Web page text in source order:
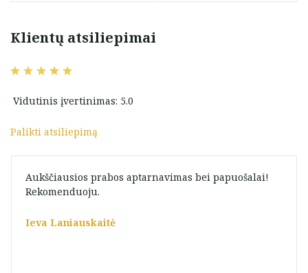
Klientų atsiliepimai
Vidutinis įvertinimas: 5.0
Palikti atsiliepimą
Aukščiausios prabos aptarnavimas bei papuošalai!
Rekomenduoju.
Ieva Laniauskaitė